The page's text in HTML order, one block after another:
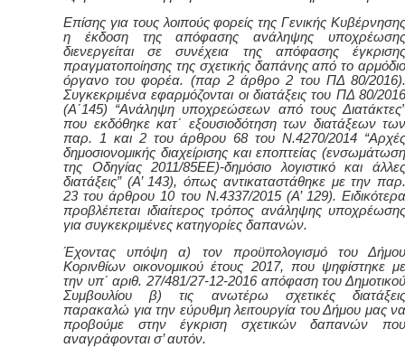
Επίσης για τους λοιπούς φορείς της Γενικής
η έκδοση της απόφασης ανάληψης υποχρέωσης
διενεργείται σε συνέχεια της απόφασης έγκρισης
πραγματοποίησης της σχετικής δαπάνης από το αρμόδιο
όργανο του φορέα. (παρ 2 άρθρο 2 του ΠΔ 80/
Συγκεκριμένα εφαρμόζονται οι διατάξεις του ΠΔ 80/2016
(Α΄145) “Ανάληψη υποχρεώσεων από τους Διατάκτες”
που εκδόθηκε κατ΄ εξουσιοδότηση των διατάξεων των
παρ. 1 και 2 του άρθρου 68 του Ν.4270/2014 “Αρχές
δημοσιονομικής διαχείρισης και εποπτείας (ενσωμάτωση
της Οδηγίας 2011/85ΕΕ)-δημόσιο λογιστικό και άλλες
διατάξεις” (Α’ 143), όπως αντικαταστάθηκε με την παρ.
23 του άρθρου 10 του Ν.4337/2015 (Α’ 129). Ειδικότερα
προβλέπεται ιδιαίτερος τρόπος ανάληψης υποχρέωσης
για συγκεκριμένες κατηγορίες δαπανών.
Έχοντας υπόψη α) τον προϋπολογισμό του Δήμου
Κορινθίων οικονομικού έτους 2017, που ψηφίστηκε
την υπ΄ αριθ. 27/481/27-12-2016 απόφασητου
Συμβουλίουβ) τις ανωτέρω σχετικές
παρακαλώ για την εύρυθμη λειτουργία του Δήμου μας να
προβούμε στην έγκριση σχετικών δαπανών που
αναγράφονται σ’ αυτόν.